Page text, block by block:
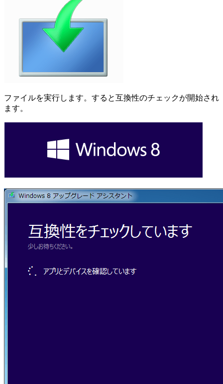
ファイルを実行します。すると互換性のチェックが開始され
ます。